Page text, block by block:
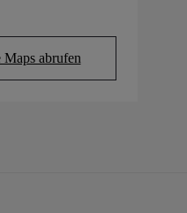
abrufen
in new tab)